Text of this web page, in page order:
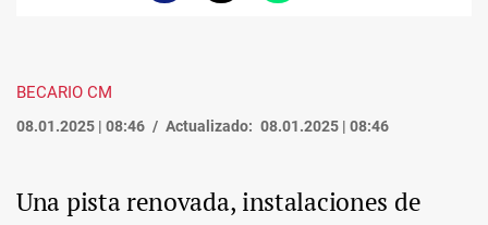
BECARIO CM
08.01.2025 | 08:46 Actualizado: 08.01.2025 | 08:46
Una pista renovada, instalaciones de